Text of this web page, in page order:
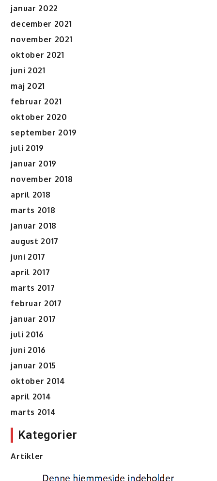
januar 2022
december 2021
november 2021
oktober 2021
juni 2021
maj 2021
februar 2021
oktober 2020
september 2019
juli 2019
januar 2019
november 2018
april 2018
marts 2018
januar 2018
august 2017
juni 2017
april 2017
marts 2017
februar 2017
januar 2017
juli 2016
juni 2016
januar 2015
oktober 2014
april 2014
marts 2014
Kategorier
Artikler